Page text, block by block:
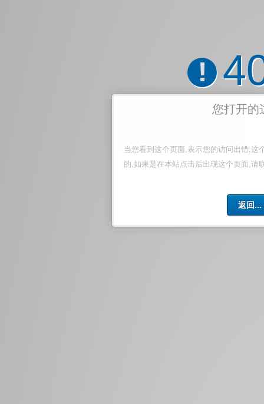
!
您打开的
当您看到这个页面,表示您的访问出错,这
的,如果是在本站点击后出现这个页面,请
返回...